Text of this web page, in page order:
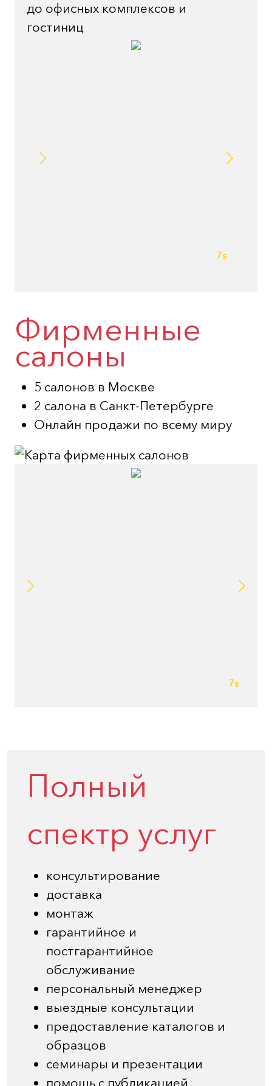
до офисных комплексов и
гостиниц
7s
Фирменные
салоны
5 салонов в Москве
2 салона в Санкт-Петербурге
Онлайн продажи по всему миру
7s
Полный
спектр услуг
консультирование
доставка
монтаж
гарантийное и
постгарантийное
обслуживание
персональный менеджер
выездные консультации
предоставление каталогов и
образцов
семинары и презентации
помощь с публикацией